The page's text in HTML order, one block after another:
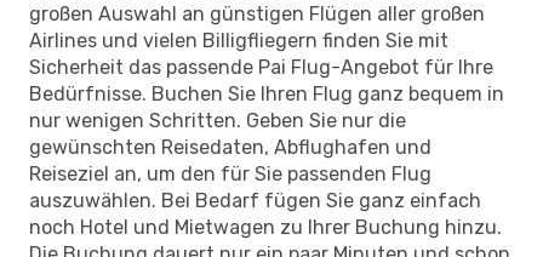
großen Auswahl an günstigen Flügen aller großen
Airlines und vielen Billigfliegern finden Sie mit
Sicherheit das passende Pai Flug-Angebot für Ihre
Bedürfnisse. Buchen Sie Ihren Flug ganz bequem in
nur wenigen Schritten. Geben Sie nur die
gewünschten Reisedaten, Abflughafen und
Reiseziel an, um den für Sie passenden Flug
auszuwählen. Bei Bedarf fügen Sie ganz einfach
noch Hotel und Mietwagen zu Ihrer Buchung hinzu.